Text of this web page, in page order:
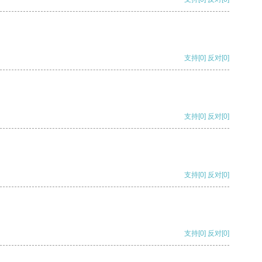
支持[0] 反对[0]
支持[0] 反对[0]
支持[0] 反对[0]
支持[0] 反对[0]